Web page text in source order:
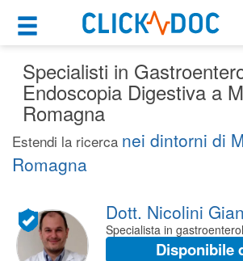
Motore di ricerca
Cerca uno specialista
Gastroenterologo
Morciano Di Romagna (RN)
CERCA
Cosa possiamo offrirti
Per i pazienti
Prenota una visita
Consulti online
(su medicitalia.it)
Specialisti in
Endoscopia Digestiva a
Romagna
Estendi la ricerca nei dintorni di
Romagna
Dott. Nicolini
Specialista in
Disponibile